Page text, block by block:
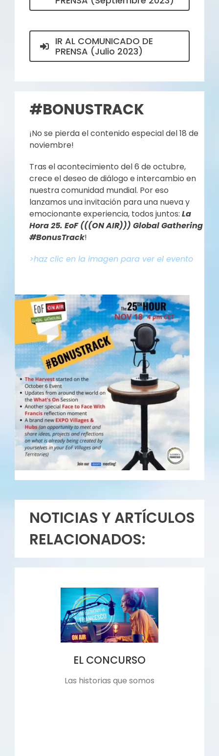
IR AL COMUNICADO DE
PRENSA (Julio 2023)
#BONUSTRACK
¡No se pierda el contenido especial del 18 de
noviembre!
Tras el acontecimiento del 6 de octubre,
crece el deseo de diálogo e intercambio en
nuestra comunidad mundial. Por eso
lanzamos una invitación para una nueva y
emocionante experiencia, todos juntos: La
Hora 25. EoF (((ON AIR))) Global Gathering
#BonusTrack!
>haz clic en la imagen para ver el evento
NOTICIAS Y ARTÍCULOS
RELACIONADOS:
EL CONCURSO
Las historias que somos